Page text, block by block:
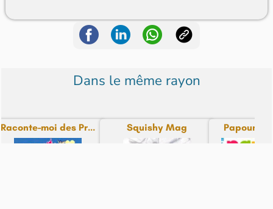
Dans le même rayon
Raconte-moi des Pr... Squishy Mag Papoum